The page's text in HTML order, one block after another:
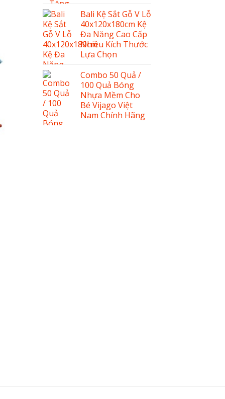
Bali Kệ Sắt Gỗ V Lỗ
40x120x180cm Kệ
Đa Năng Cao Cấp
Nhiều Kích Thước
Lựa Chọn
Combo 50 Quả /
100 Quả Bóng
Nhựa Mềm Cho
Bé Vijago Việt
Nam Chính Hãng